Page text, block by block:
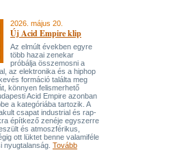
2026. május 20.
Új Acid Empire klip
Az elmúlt években egyre
több hazai zenekar
próbálja összemosni a
az elektronika és a hiphop
formáció találta meg
könnyen felismerhető
Acid Empire azonban
a kategóriába tartozik. A
csapat industrial és rap-
építkező zenéje egyszerre
és atmoszférikus,
ott lüktet benne valamiféle
nyugtalanság. Tovább